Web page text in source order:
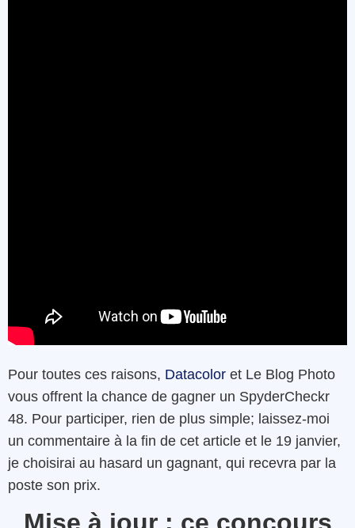
Pour toutes ces raisons, Datacolor et Le Blog Photo
vous offrent la chance de gagner un SpyderCheckr
48. Pour participer, rien de plus simple; laissez-moi
un commentaire à la fin de cet article et le 19 janvier,
je choisirai au hasard un gagnant, qui recevra par la
poste son prix.